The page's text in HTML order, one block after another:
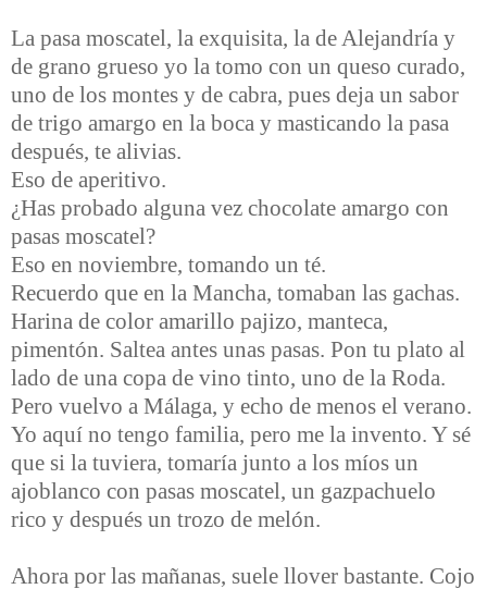
La pasa moscatel, la exquisita, la de Alejandría y
de grano grueso yo la tomo con un queso curado,
uno de los montes y de cabra, pues deja un sabor
de trigo amargo en la boca y masticando la pasa
después, te alivias.
Eso de aperitivo.
¿Has probado alguna vez chocolate amargo con
pasas moscatel?
Eso en noviembre, tomando un té.
Recuerdo que en la Mancha, tomaban las gachas.
Harina de color amarillo pajizo, manteca,
pimentón. Saltea antes unas pasas. Pon tu plato al
lado de una copa de vino tinto, uno de la Roda.
Pero vuelvo a Málaga, y echo de menos el verano.
Yo aquí no tengo familia, pero me la invento. Y sé
que si la tuviera, tomaría junto a los míos un
ajoblanco con pasas moscatel, un gazpachuelo
rico y después un trozo de melón.
Ahora por las mañanas, suele llover bastante. Cojo